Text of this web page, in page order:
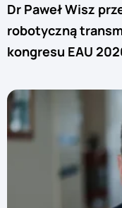
Dr Paweł Wisz
robotyczną
kongresu EAU